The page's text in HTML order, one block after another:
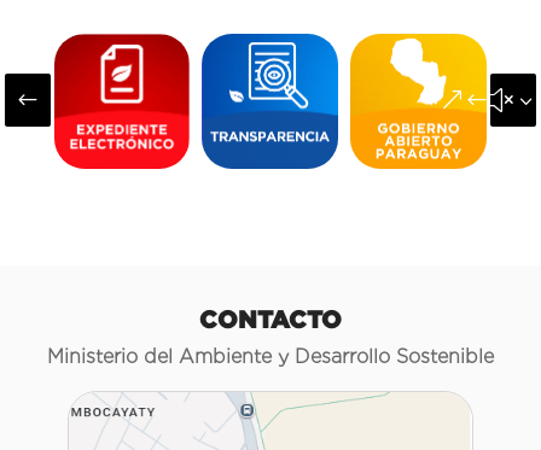
#
CONTACTO
Ministerio del Ambiente y Desarrollo Sostenible